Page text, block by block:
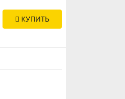
КУПИТЬ